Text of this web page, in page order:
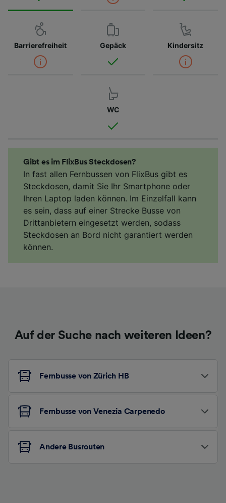
Barrierefreiheit Gepäck Kindersitz
WC
Gibt es im FlixBus Steckdosen?
In fast allen Fernbussen von FlixBus gibt es
Steckdosen, damit Sie Ihr Smartphone oder
Ihren Laptop laden können. Im Einzelfall kann
es sein, dass auf einer Strecke Busse von
Drittanbietern eingesetzt werden, sodass
Steckdosen an Bord nicht garantiert werden
können.
Auf der Suche nach weiteren Ideen?
Fernbusse von Zürich HB
Fernbusse von Venezia Carpenedo
Andere Busrouten